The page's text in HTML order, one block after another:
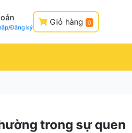
Đăng ký
Giỏ hàng 0
trong sự quen